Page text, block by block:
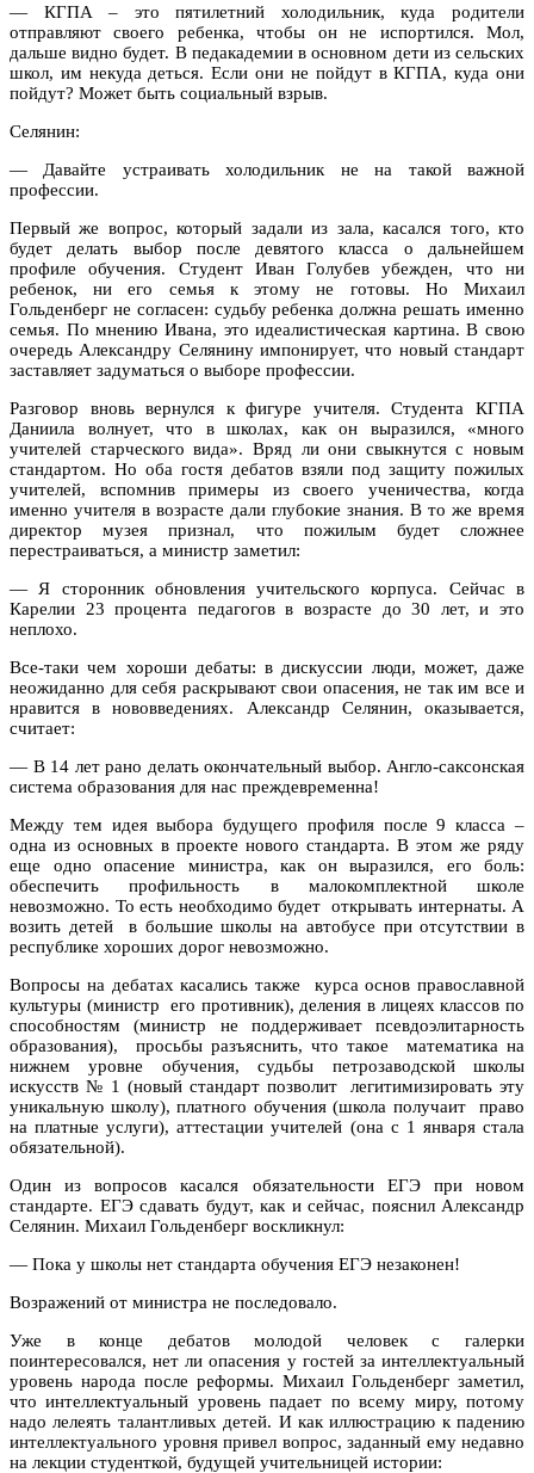
— КГПА – это пятилетний холодильник, куда родители
отправляют своего ребенка, чтобы он не испортился. Мол,
дальше видно будет. В педакадемии в основном дети из сельских
школ, им некуда деться. Если они не пойдут в КГПА, куда они
пойдут? Может быть социальный взрыв.
Селянин:
— Давайте устраивать холодильник не на такой важной
профессии.
Первый же вопрос, который задали из зала, касался того, кто
будет делать выбор после девятого класса о дальнейшем
профиле обучения. Студент Иван Голубев убежден, что ни
ребенок, ни его семья к этому не готовы. Но Михаил
Гольденберг не согласен: судьбу ребенка должна решать именно
семья. По мнению Ивана, это идеалистическая картина. В свою
очередь Александру Селянину импонирует, что новый стандарт
заставляет задуматься о выборе профессии.
Разговор вновь вернулся к фигуре учителя. Студента КГПА
Даниила волнует, что в школах, как он выразился, «много
учителей старческого вида». Вряд ли они свыкнутся с новым
стандартом. Но оба гостя дебатов взяли под защиту пожилых
учителей, вспомнив примеры из своего ученичества, когда
именно учителя в возрасте дали глубокие знания. В то же время
директор музея признал, что пожилым будет сложнее
перестраиваться, а министр заметил:
— Я сторонник обновления учительского корпуса. Сейчас в
Карелии 23 процента педагогов в возрасте до 30 лет, и это
неплохо.
Все-таки чем хороши дебаты: в дискуссии люди, может, даже
неожиданно для себя раскрывают свои опасения, не так им все и
нравится в нововведениях. Александр Селянин, оказывается,
считает:
— В 14 лет рано делать окончательный выбор. Англо-саксонская
система образования для нас преждевременна!
Между тем идея выбора будущего профиля после 9 класса –
одна из основных в проекте нового стандарта. В этом же ряду
еще одно опасение министра, как он выразился, его боль:
обеспечить профильность в малокомплектной школе
невозможно. То есть необходимо будет открывать интернаты. А
возить детей в большие школы на автобусе при отсутствии в
республике хороших дорог невозможно.
Вопросы на дебатах касались также курса основ православной
культуры (министр его противник), деления в лицеях классов по
способностям (министр не поддерживает псевдоэлитарность
образования), просьбы разъяснить, что такое математика на
нижнем уровне обучения, судьбы петрозаводской школы
искусств № 1 (новый стандарт позволит легитимизировать эту
уникальную школу), платного обучения (школа получаит право
на платные услуги), аттестации учителей (она с 1 января стала
обязательной).
Один из вопросов касался обязательности ЕГЭ при новом
стандарте. ЕГЭ сдавать будут, как и сейчас, пояснил Александр
Селянин. Михаил Гольденберг воскликнул:
— Пока у школы нет стандарта обучения ЕГЭ незаконен!
Возражений от министра не последовало.
Уже в конце дебатов молодой человек с галерки
поинтересовался, нет ли опасения у гостей за интеллектуальный
уровень народа после реформы. Михаил Гольденберг заметил,
что интеллектуальный уровень падает по всему миру, потому
надо лелеять талантливых детей. И как иллюстрацию к падению
интеллектуального уровня привел вопрос, заданный ему недавно
на лекции студенткой, будущей учительницей истории: